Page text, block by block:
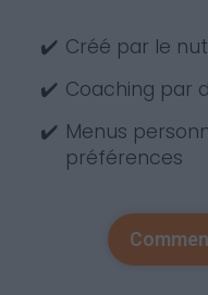
✔️ Créé par le
✔️ Coaching par
✔️ Menus
préférences